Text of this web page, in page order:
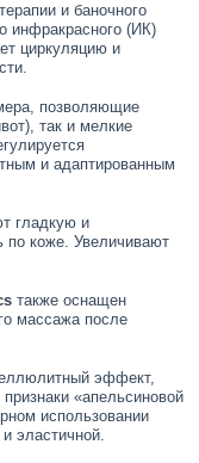
и баночного
инфракрасного (ИК)
циркуляцию и
позволяющие
так и мелкие
и адаптированным
гладкую и
по коже. Увеличивают
также оснащен
массажа после
эффект,
«апельсиновой
использовании
эластичной.